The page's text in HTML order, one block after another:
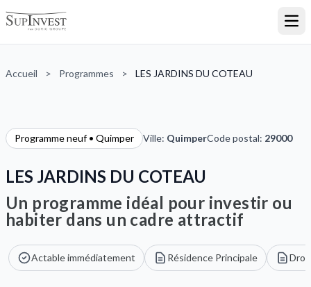
Accueil > Programmes > LES JARDINS DU COTEAU
Programme neuf • Quimper Ville: QuimperCode postal: 29000
LES JARDINS DU COTEAU
Un programme idéal pour investir ou
habiter dans un cadre attractif
Actable immédiatement Résidence Principale